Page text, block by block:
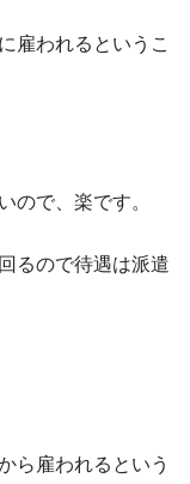
雇われるというこ
ので、楽です。
るので待遇は派遣
ら雇われるという